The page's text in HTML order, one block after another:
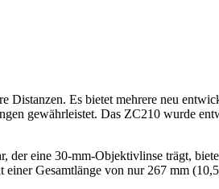
Es bietet mehrere neu
gewährleistet. Das ZC210 wurde
eine 30-mm-Objektivlinse trägt,
Gesamtlänge von nur 267 mm